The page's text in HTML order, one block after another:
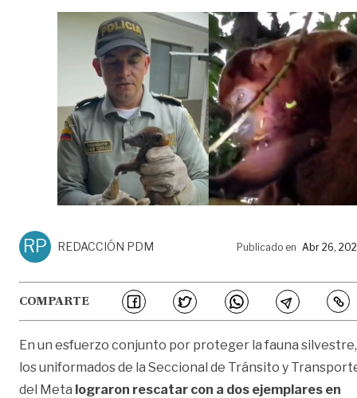
RP REDACCIÓN PDM Publicado en Abr 26,
COMPARTE
En un esfuerzo conjunto por proteger la fauna silvestre,
los uniformados de la Seccional de Tránsito y
del Meta lograron rescatar con a dos ejemplares en